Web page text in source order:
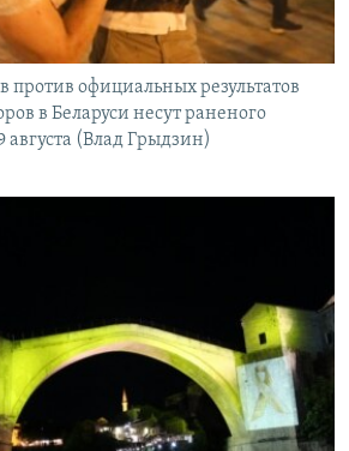
против официальных результатов
в Беларуси несут раненого
августа (Влад Грыдзин)